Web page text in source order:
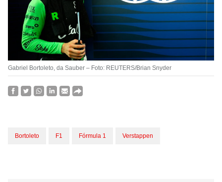
Gabriel Bortoleto, da Sauber – Foto: REUTERS/Brian Snyder
Bortoleto F1 Fórmula 1 Verstappen